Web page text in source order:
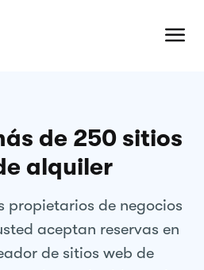
de 250 sitios
alquiler
propietarios de negocios
aceptan reservas en
de sitios web de